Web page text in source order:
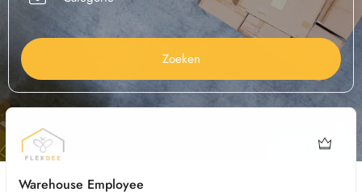
Zoeken
Warehouse Employee